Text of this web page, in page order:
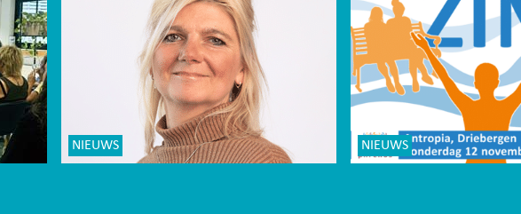
NIEUWS NIEUWS